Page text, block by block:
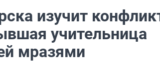
изучит
учительница
мразями